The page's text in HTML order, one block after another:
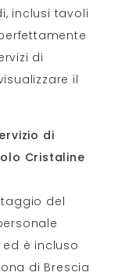
inclusi tavoli
di
il
di
Cristaline
del
è incluso
di Brescia